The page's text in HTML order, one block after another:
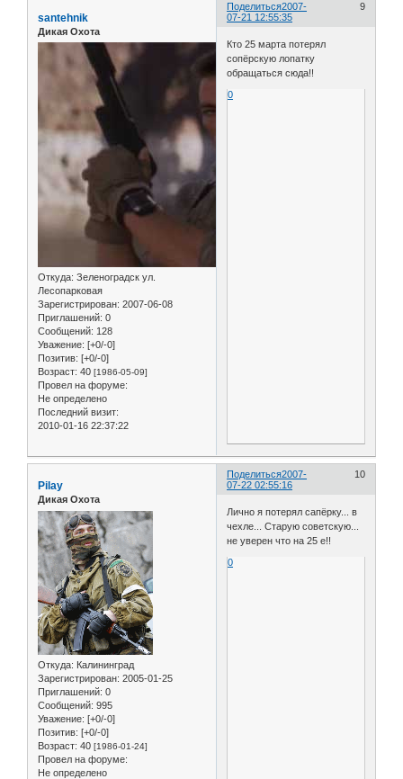
Поделиться 9
2007-
07-21 12:55:35
santehnik
Дикая Охота
Откуда: Зеленоградск ул.
Лесопарковая
Зарегистрирован: 2007-06-08
Приглашений: 0
Сообщений: 128
Уважение: [+0/-0]
Позитив: [+0/-0]
Возраст: 40 [1986-05-09]
Провел на форуме:
Не определено
Последний визит:
2010-01-16 22:37:22
Кто 25 марта потерял
сопёрскую лопатку
обращаться сюда!!
0
Поделиться 10
2007-
07-22 02:55:16
Pilay
Дикая Охота
Откуда: Калининград
Зарегистрирован: 2005-01-25
Приглашений: 0
Сообщений: 995
Уважение: [+0/-0]
Позитив: [+0/-0]
Возраст: 40 [1986-01-24]
Провел на форуме:
Не определено
Лично я потерял сапёрку... в
чехле... Старую советскую...
не уверен что на 25 е!!
0